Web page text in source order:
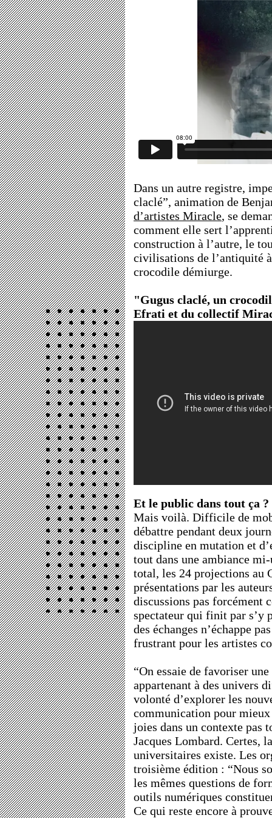
Dans un autre registre,
claclé”, animation de
d’artistes Miracle, se
comment elle sert
construction à l’autre, le
civilisations de l’antiquité
crocodile démiurge.
"Gugus claclé, un
Efrati et du collectif
Et le public dans tout ça ?
Mais voilà. Difficile de
débattre pendant deux
discipline en mutation et
tout dans une ambiance
total, les 24 projections au
présentations par les
discussions pas forcément
spectateur qui finit par s’y
des échanges n’échappe
frustrant pour les artistes
“On essaie de favoriser
appartenant à des univers
volonté d’explorer les
communication pour
joies dans un contexte pas
Jacques Lombard. Certes,
universitaires existe. Les
troisième édition : “Nous
les mêmes questions de
outils numériques
Ce qui reste encore à